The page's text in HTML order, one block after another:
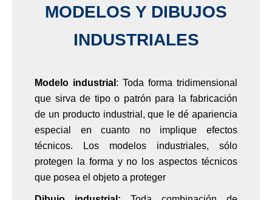
MODELOS Y DIBUJOS
INDUSTRIALES
Modelo industrial : Toda forma tridimensional
que sirva de tipo o patrón para la fabricación
de un producto industrial, que le dé apariencia
especial en cuanto no implique efectos
técnicos. Los modelos industriales, sólo
protegen la forma y no los aspectos técnicos
que posea el objeto a proteger